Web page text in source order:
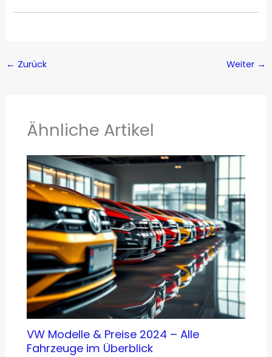
← Zurück Weiter →
Ähnliche Artikel
VW Modelle & Preise 2024 – Alle
Fahrzeuge im Überblick